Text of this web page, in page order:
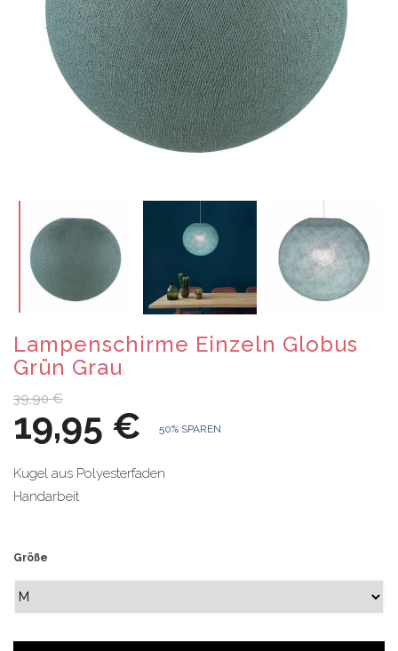
Lampenschirme Einzeln Globus
Grün Grau
39,90 €
19,95 € 50% SPAREN
Kugel aus Polyesterfaden
Handarbeit
Größe